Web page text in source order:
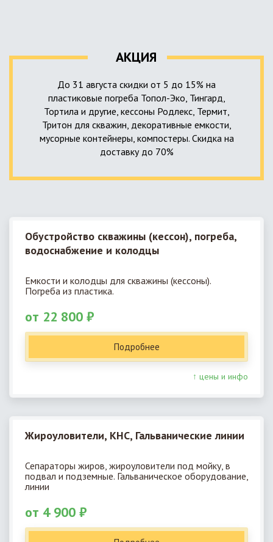
канализационную систему и обеспечивающее
АКЦИЯ
До 31 августа скидки от 5 до 15% на
пластиковые погреба Топол-Эко, Тингард,
Тортила и другие, кессоны Родлекс, Термит,
Тритон для скважин, декоративные емкости,
мусорные контейнеры, компостеры. Скидка на
доставку до 70%
Обустройство скважины (кессон), погреба,
водоснабжение и колодцы
Емкости и колодцы для скважины (кессоны).
Погреба из пластика.
от 22 800 ₽
Подробнее
↑ цены и инфо
Жироуловители, КНС, Гальванические линии
Сепараторы жиров, жироуловители под мойку, в
подвал и подземные. Гальваническое оборудование,
линии
от 4 900 ₽